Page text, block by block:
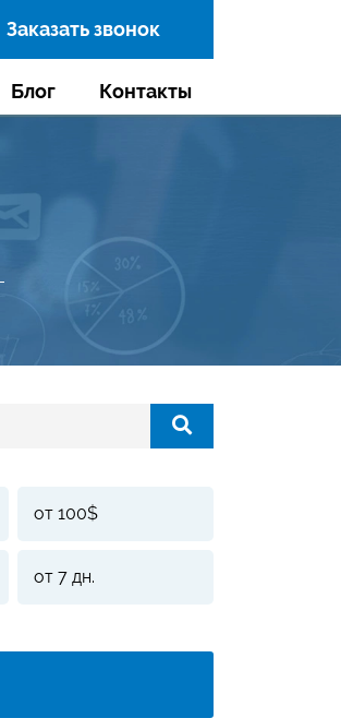
Заказать звонок
Блог Контакты
от 100$
от 7 дн.